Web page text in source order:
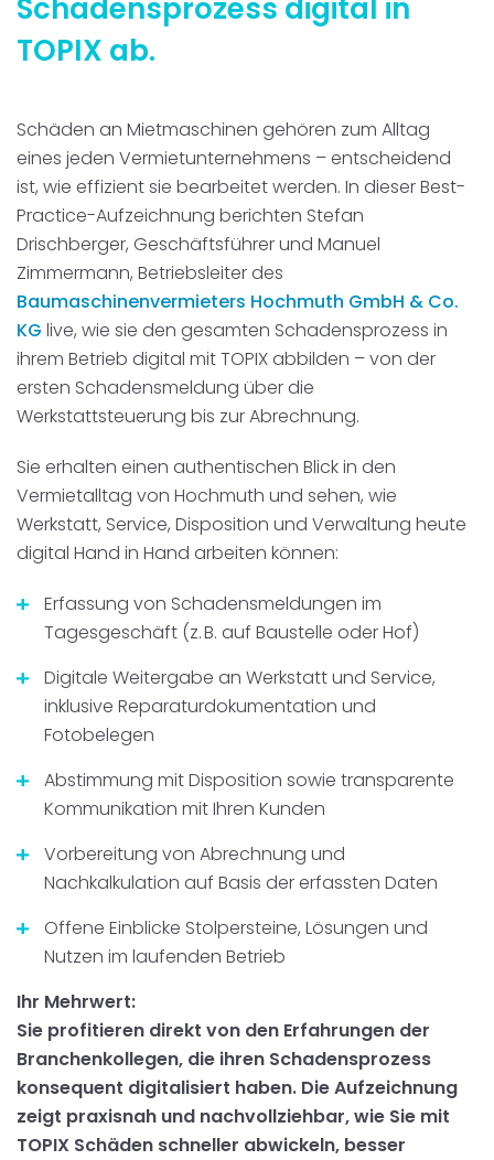
Schadensprozess digital in
TOPIX ab.
Schäden an Mietmaschinen gehören zum Alltag
eines jeden Vermietunternehmens – entscheidend
ist, wie effizient sie bearbeitet werden. In dieser Best-
Practice-Aufzeichnung berichten Stefan
Drischberger, Geschäftsführer und Manuel
Zimmermann, Betriebsleiter des
Baumaschinenvermieters Hochmuth GmbH & Co.
KG live, wie sie den gesamten Schadensprozess in
ihrem Betrieb digital mit TOPIX abbilden – von der
ersten Schadensmeldung über die
Werkstattsteuerung bis zur Abrechnung.
Sie erhalten einen authentischen Blick in den
Vermietalltag von Hochmuth und sehen, wie
Werkstatt, Service, Disposition und Verwaltung heute
digital Hand in Hand arbeiten können:
Erfassung von Schadensmeldungen im
Tagesgeschäft (z. B. auf Baustelle oder Hof)
Digitale Weitergabe an Werkstatt und Service,
inklusive Reparaturdokumentation und
Fotobelegen
Abstimmung mit Disposition sowie transparente
Kommunikation mit Ihren Kunden
Vorbereitung von Abrechnung und
Nachkalkulation auf Basis der erfassten Daten
Offene Einblicke Stolpersteine, Lösungen und
Nutzen im laufenden Betrieb
Ihr Mehrwert:
Sie profitieren direkt von den Erfahrungen der
Branchenkollegen, die ihren Schadensprozess
konsequent digitalisiert haben. Die Aufzeichnung
zeigt praxisnah und nachvollziehbar, wie Sie mit
TOPIX Schäden schneller abwickeln, besser
schwarz auf weiß
GL Verleih
Schneestern
Inexio
Robers